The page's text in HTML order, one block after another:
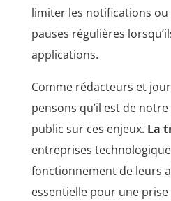
limiter les notifications
pauses régulières
applications.
Comme rédacteurs et
pensons qu’il est de
public sur ces enjeux. La
entreprises
fonctionnement de leurs
essentielle pour une